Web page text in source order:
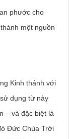
phước cho
một nguồn
Kinh thánh với
dụng từ này
– và đặc biệt là
Đức Chúa Trời